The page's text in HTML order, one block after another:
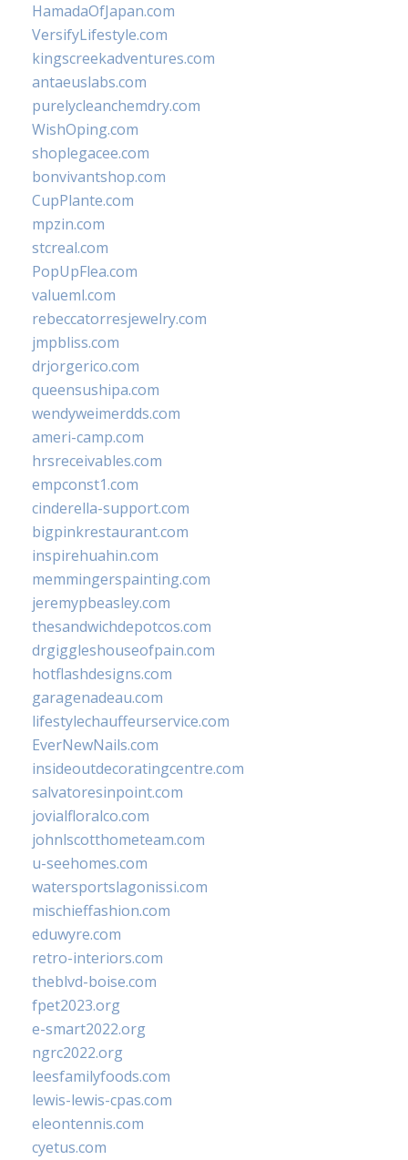
HamadaOfJapan.com
VersifyLifestyle.com
kingscreekadventures.com
antaeuslabs.com
purelycleanchemdry.com
WishOping.com
shoplegacee.com
bonvivantshop.com
CupPlante.com
mpzin.com
stcreal.com
PopUpFlea.com
valueml.com
rebeccatorresjewelry.com
jmpbliss.com
drjorgerico.com
queensushipa.com
wendyweimerdds.com
ameri-camp.com
hrsreceivables.com
empconst1.com
cinderella-support.com
bigpinkrestaurant.com
inspirehuahin.com
memmingerspainting.com
jeremypbeasley.com
thesandwichdepotcos.com
drgiggleshouseofpain.com
hotflashdesigns.com
garagenadeau.com
lifestylechauffeurservice.com
EverNewNails.com
insideoutdecoratingcentre.com
salvatoresinpoint.com
jovialfloralco.com
johnlscotthometeam.com
u-seehomes.com
watersportslagonissi.com
mischieffashion.com
eduwyre.com
retro-interiors.com
theblvd-boise.com
fpet2023.org
e-smart2022.org
ngrc2022.org
leesfamilyfoods.com
lewis-lewis-cpas.com
eleontennis.com
cyetus.com